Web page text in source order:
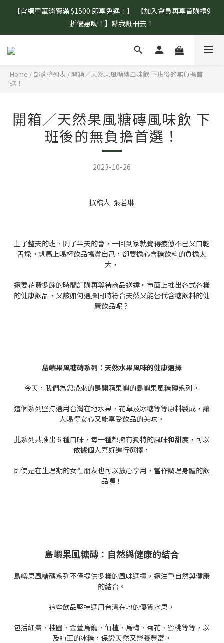
【盛夏補水 生活指南】登山、野餐、郊遊、日常補水首選！
【官網單筆消費滿 $1500 即享免運！】  【加入會員再享首購禮9
折優惠呦！】點我註冊去！
【盛夏補水 生活指南】登山、野餐、郊遊、日常補水首選！
Home / 部落格列表 / 開箱／天然果風糖磚風味飲 下班後的無負擔首
選！
開箱／天然果風糖磚風味飲 下
班後的無負擔首選！
2023-10-26
撰稿人 張若琳
上了整天的班、開了半天的會，一回到家就覺得疲憊不已又口乾
舌燥。想馬上喝杯飲品犒賞自己，卻要擔心含糖飲料的負擔太
大，
還要花費多餘的時間訂購再等待商品送達。市面上推出各式各樣
的健康飲品，又該如何選擇同時符合天然又能替代含糖飲料的健
康飲品呢？
島嶼果風糖磚系列：天然水果風味的健康選擇
今天，我們為您帶來的是開箱果嶼的島嶼果風糖磚系列。
這個系列堅持選用台灣在地水果、花草及冰糖等等原料製成，讓
人喝得安心又能享受飲品的美味。
此系列共推出 6 種口味，每一種都擁有獨特的風味和甜度，可以
依據個人喜好進行選擇，
即使是在生理期的女性朋友也可以放心享用，當作調理身體的飲
品喔！
島嶼果風糖磚：自然與健康的結合
島嶼果風糖磚系列不僅提供多樣的風味選擇，還注重自然與健康
的結合。
這些飲品堅持選用台灣在地的優質水果，
包括紅棗、桂圓、金萱烏龍、仙楂、烏梅、菊花、蜜桃等等，以
及純正的冰糖，保證天然又營養豐富。